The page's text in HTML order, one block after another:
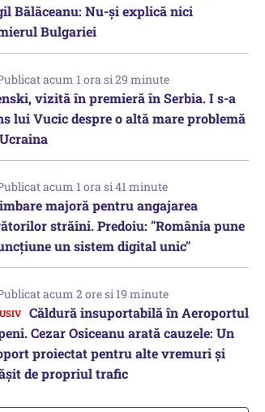
Bălăceanu: Nu-și explică nici
Bulgariei
acum 1 ora si 29 minute
vizită în premieră în Serbia. I s-a
lui Vucic despre o altă mare problemă
acum 1 ora si 41 minute
majoră pentru angajarea
străini. Predoiu: "România pune
un sistem digital unic"
acum 2 ore si 19 minute
Căldură insuportabilă în Aeroportul
Cezar Osiceanu arată cauzele: Un
proiectat pentru alte vremuri și
de propriul trafic